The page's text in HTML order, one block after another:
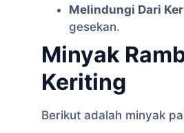
Melindungi Dari
gesekan.
Minyak
Keriting
Berikut adalah minyak